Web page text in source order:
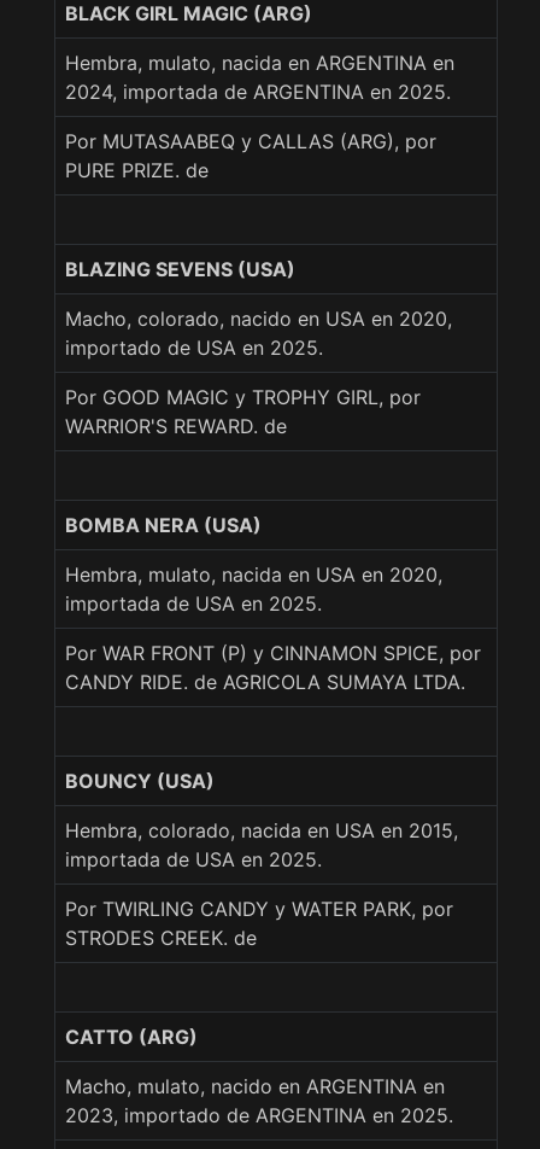
BLACK GIRL MAGIC (ARG)
Hembra, mulato, nacida en ARGENTINA en
2024, importada de ARGENTINA en 2025.
Por MUTASAABEQ y CALLAS (ARG), por
PURE PRIZE. de
BLAZING SEVENS (USA)
Macho, colorado, nacido en USA en 2020,
importado de USA en 2025.
Por GOOD MAGIC y TROPHY GIRL, por
WARRIOR'S REWARD. de
BOMBA NERA (USA)
Hembra, mulato, nacida en USA en 2020,
importada de USA en 2025.
Por WAR FRONT (P) y CINNAMON SPICE, por
CANDY RIDE. de AGRICOLA SUMAYA LTDA.
BOUNCY (USA)
Hembra, colorado, nacida en USA en 2015,
importada de USA en 2025.
Por TWIRLING CANDY y WATER PARK, por
STRODES CREEK. de
CATTO (ARG)
Macho, mulato, nacido en ARGENTINA en
2023, importado de ARGENTINA en 2025.